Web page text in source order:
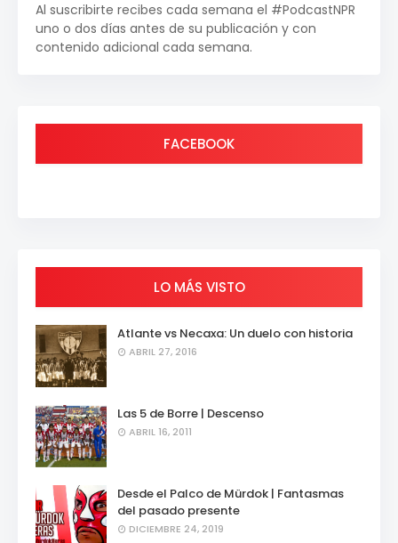
Al suscribirte recibes cada semana el #PodcastNPR
uno o dos días antes de su publicación y con
contenido adicional cada semana.
FACEBOOK
LO MÁS VISTO
Atlante vs Necaxa: Un duelo con historia
ABRIL 27, 2016
Las 5 de Borre | Descenso
ABRIL 16, 2011
Desde el Palco de Mürdok | Fantasmas
del pasado presente
DICIEMBRE 24, 2019